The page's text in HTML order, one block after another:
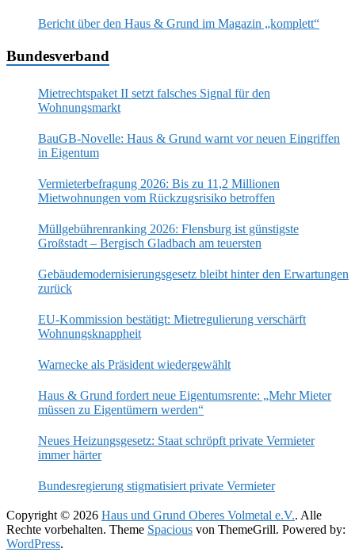
Bericht über den Haus & Grund im Magazin „komplett“
Bundesverband
Mietrechtspaket II setzt falsches Signal für den
Wohnungsmarkt
BauGB-Novelle: Haus & Grund warnt vor neuen Eingriffen
in Eigentum
Vermieterbefragung 2026: Bis zu 11,2 Millionen
Mietwohnungen vom Rückzugsrisiko betroffen
Müllgebührenranking 2026: Flensburg ist günstigste
Großstadt – Bergisch Gladbach am teuersten
Gebäudemodernisierungsgesetz bleibt hinter den Erwartungen
zurück
EU-Kommission bestätigt: Mietregulierung verschärft
Wohnungsknappheit
Warnecke als Präsident wiedergewählt
Haus & Grund fordert neue Eigentumsrente: „Mehr Mieter
müssen zu Eigentümern werden“
Neues Heizungsgesetz: Staat schröpft private Vermieter
immer härter
Bundesregierung stigmatisiert private Vermieter
Copyright © 2026 Haus und Grund Oberes Volmetal e.V.. Alle
Rechte vorbehalten. Theme Spacious von ThemeGrill. Powered by:
WordPress.